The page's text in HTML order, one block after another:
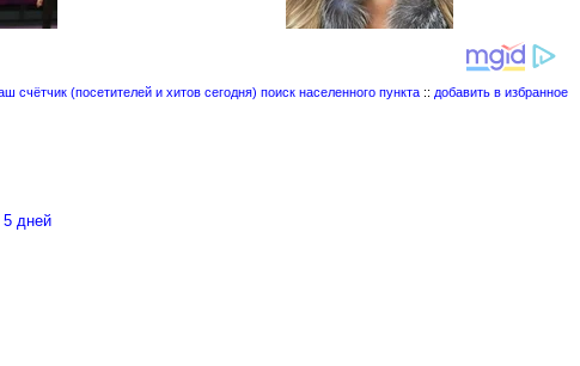
поиск населенного пункта :: добавить в избранное